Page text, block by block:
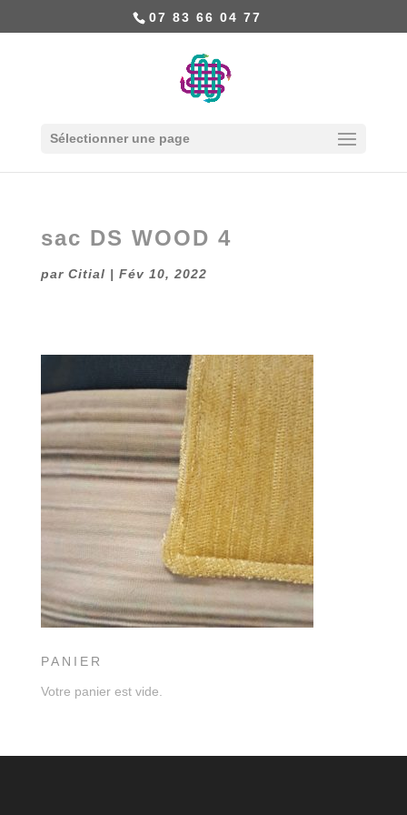
07 83 66 04 77
Sélectionner une page
sac DS WOOD 4
par Citial | Fév 10, 2022
PANIER
Votre panier est vide.